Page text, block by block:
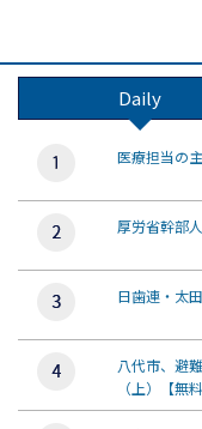
Daily
医療担当の
厚労省幹部
日歯連・太
八代市、避
（上）【無料